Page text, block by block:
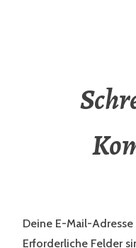
Deine E-Mail-
Erforderliche Felder